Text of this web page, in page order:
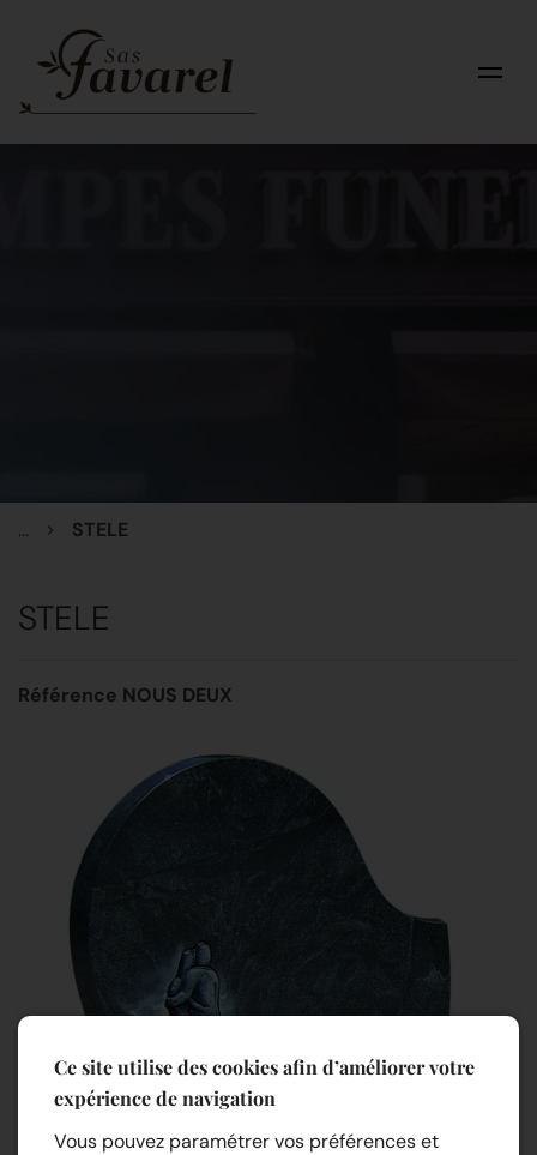
... STELE
STELE
Référence NOUS DEUX
Ce site utilise des cookies afin d’améliorer votre
expérience de navigation
Vous pouvez paramétrer vos préférences et